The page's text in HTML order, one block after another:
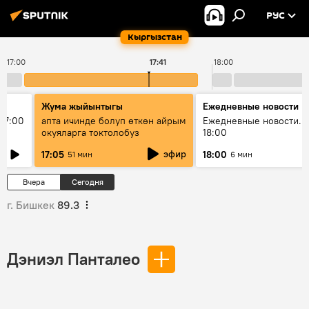
Кыргызстан
РУС
17:00 18:00
17:41
Жума жыйынтыгы
апта ичинде болуп өткөн айрым
окуяларга токтолобуз
17:05 51 мин эфир
Ежедневные новости
Ежедневные новости.
18:00
18:00 6 мин
Вчера Сегодня
г. Бишкек 89.3
Дэниэл Панталео